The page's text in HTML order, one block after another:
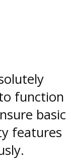
function
basic
features